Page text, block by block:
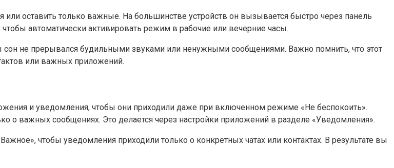
оставить только важные. На большинстве устройств он вызывается быстро через панель
автоматически активировать режим в рабочие или вечерние часы.
сон не прерывался будильными звуками или ненужными сообщениями. Важно помнить, что этот
или важных приложений.
и уведомления, чтобы они приходили даже при включенном режиме «Не беспокоить».
о важных сообщениях. Это делается через настройки приложений в разделе «Уведомления».
чтобы уведомления приходили только о конкретных чатах или контактах. В результате вы